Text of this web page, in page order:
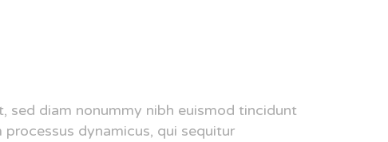
sed diam nonummy nibh euismod tincidunt
dynamicus, qui sequitur